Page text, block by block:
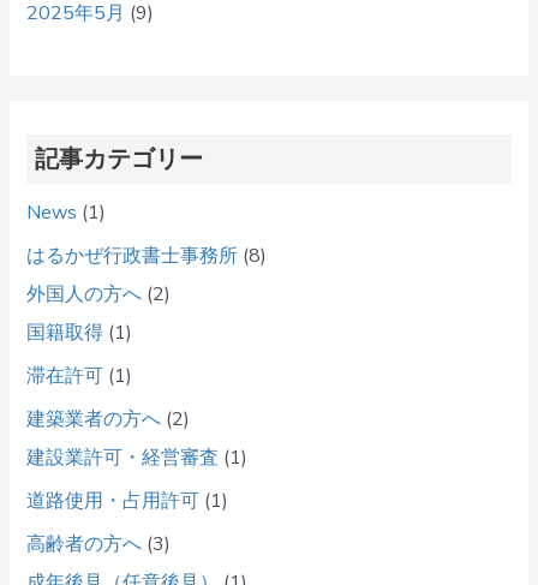
2025年5月 (9)
記事カテゴリー
News (1)
はるかぜ行政書士事務所(8)
外国人の方へ(2)
国籍取得(1)
滞在許可(1)
建築業者の方へ(2)
建設業許可・経営審査 (1)
道路使用・占用許可(1)
高齢者の方へ(3)